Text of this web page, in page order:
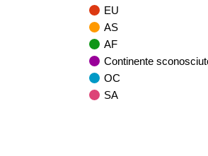
EU
AS
AF
Continente
OC
SA